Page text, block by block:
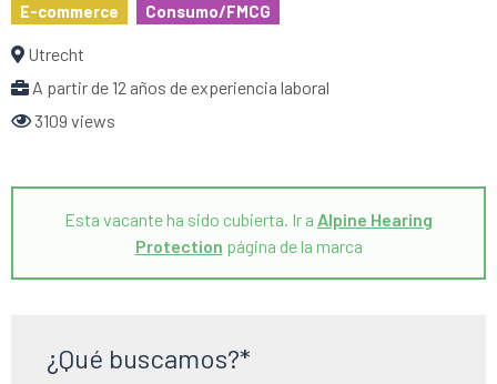
E-commerce Consumo/FMCG
Utrecht
A partir de 12 años de experiencia laboral
3109 views
Esta vacante ha sido cubierta. Ir a Alpine Hearing
Protection página de la marca
¿Qué buscamos?*